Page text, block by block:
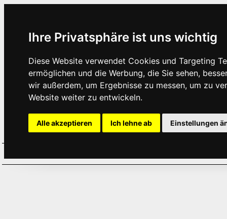
Ihre Privatsphäre ist uns wichtig
Diese Website verwendet Cookies und Targeting
ermöglichen und die Werbung, die Sie sehen,
wir außerdem, um Ergebnisse zu messen, um zu
Website weiter zu entwickeln.
Alle akzeptieren Ich lehne ab Einstellungen